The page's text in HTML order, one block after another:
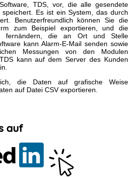
TDS, vor, die alle gesendete
Es ist ein System, das durch
Benutzerfreundlich können Sie die
zum Beispiel exportieren, und die
fernändern, die an Ort und Stelle
kann Alarm-E-Mail senden sowie
Messungen von den Modulen
kann auf dem Server des Kunden
die Daten auf grafische Weise
auf Datei CSV exportieren.